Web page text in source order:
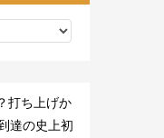
打ち上げか
達の史上初